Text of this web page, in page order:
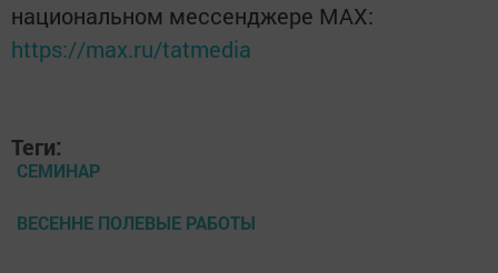
национальном мессенджере MАХ:
https://max.ru/tatmedia
Теги:
СЕМИНАР
ВЕСЕННЕ ПОЛЕВЫЕ РАБОТЫ